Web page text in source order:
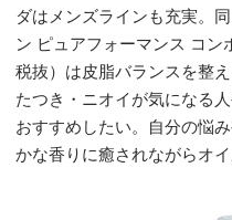
ダはメンズラインも充実。
ン ピュアフォーマンス コ
税抜）は皮脂バランスを整
たつき・ニオイが気になる
おすすめしたい。自分の悩
かな香りに癒されながらオ